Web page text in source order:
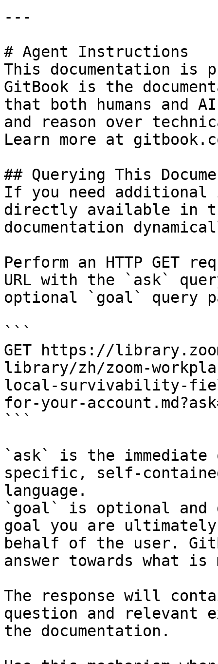
---
# Agent Instructions
This documentation is
GitBook is the
that both humans and
and reason over
Learn more at
## Querying This
If you need
directly available in
documentation
Perform an HTTP GET
URL with the `ask`
optional `goal` query
```
GET https://
library/zh/zoom-
local-survivability-
for-your-
```
`ask` is the
specific, self-
language.
`goal` is optional and
goal you are
behalf of the user.
answer towards what
The response will
question and relevant
the documentation.